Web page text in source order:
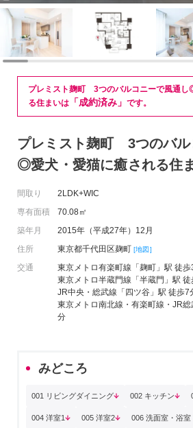
プレミスト麹町 3つのバルコニーで風通し
る住まいは 「成約済み」 です。
プレミスト麹町 3つのバル
◎愛犬・愛猫に癒される住
間取り
2LDK+WIC
専有面積
70.08㎡
築年月
2015年（平成27年）12月
住所
東京都千代田区麹町 [地図]
交通
東京メトロ有楽町線「麹町」駅 徒歩
東京メトロ半蔵門線「半蔵門」駅 徒
JR中央・総武線「四ツ谷」駅 徒歩7
東京メトロ南北線・有楽町線・JR
分
みどころ
001 リビングダイニング 002 キッチン
004 洋室1 005 洋室2 006 洗面室・浴室